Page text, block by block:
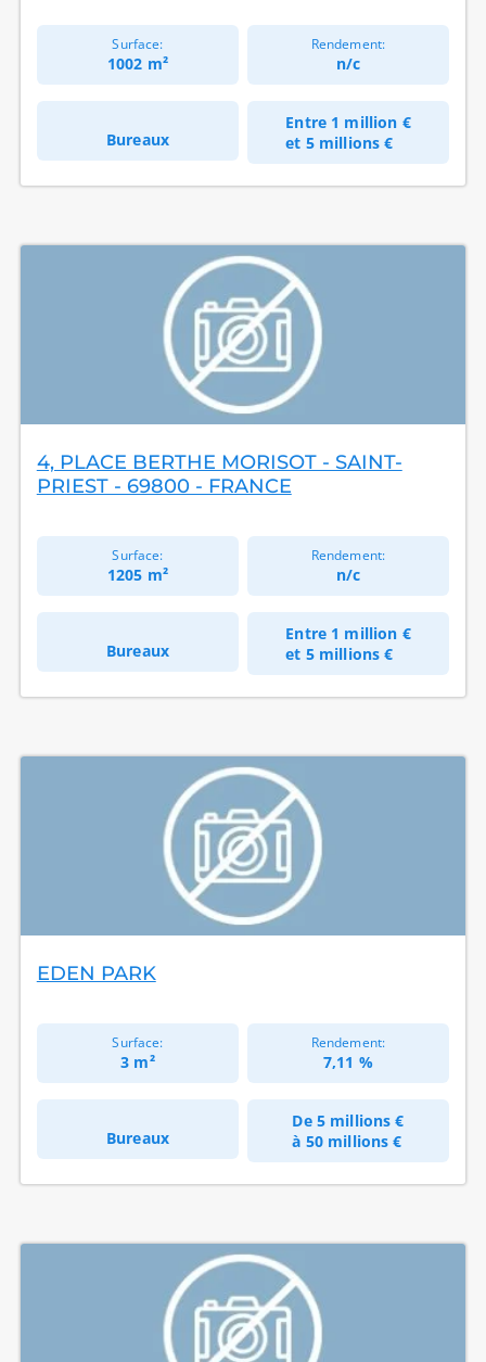
Surface:
1002 m²
Rendement:
n/c
Bureaux
Entre 1 million €
et 5 millions €
4, PLACE BERTHE MORISOT - SAINT-
PRIEST - 69800 - FRANCE
Surface:
1205 m²
Rendement:
n/c
Bureaux
Entre 1 million €
et 5 millions €
EDEN PARK
Surface:
3 m²
Rendement:
7,11 %
Bureaux
De 5 millions €
à 50 millions €